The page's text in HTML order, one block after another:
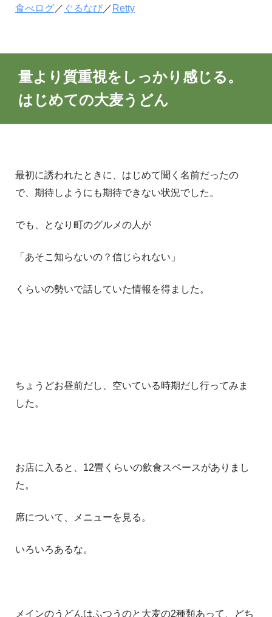
食べログ ／ ぐるなび ／ Retty
量より質重視をしっかり感じる。
はじめての大麦うどん
最初に誘われたときに、はじめて聞く名前だったの
で、期待しようにも期待できない状況でした。
でも、となり町のグルメの人が
「あそこ知らないの？信じられない」
くらいの勢いで話していた情報を得ました。
ちょうどお昼前だし、空いている時期だし行ってみま
した。
お店に入ると、12畳くらいの飲食スペースがありまし
た。
席について、メニューを見る。
いろいろあるな。
メインのうどんはふつうのと大麦の2種類あって、どち